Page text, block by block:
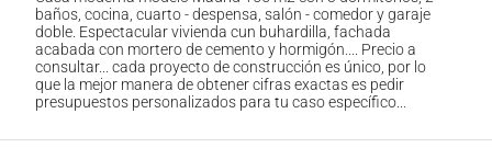
baños, cocina, cuarto - despensa, salón - comedor y garaje
doble. Espectacular vivienda cun buhardilla, fachada
acabada con mortero de cemento y hormigón.... Precio a
consultar... cada proyecto de construcción es único, por lo
que la mejor manera de obtener cifras exactas es pedir
presupuestos personalizados para tu caso específico...